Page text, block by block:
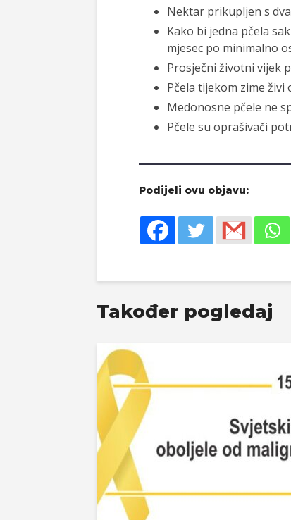
Nektar prikupljen s
Kako bi jedna pčela
mjesec po minimalno
Prosječni životni vijek
Pčela tijekom zime živi
Medonosne pčele ne
Pčele su oprašivači
Podijeli ovu objavu:
Također pogledaj